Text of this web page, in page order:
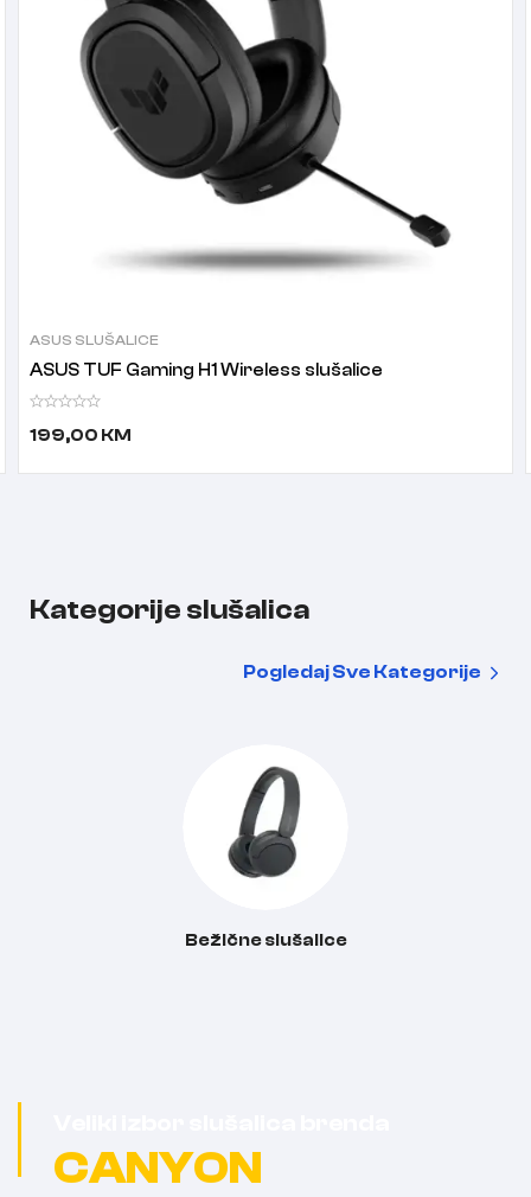
ASUS SLUŠALICE
ASUS TUF Gaming H1 Wireless slušalice
199,00 KM
Kategorije slušalica
Pogledaj Sve Kategorije
Bežične slušalice
CANYON